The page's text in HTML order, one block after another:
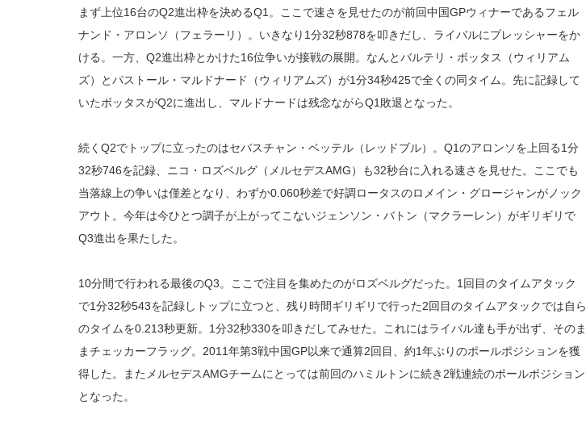
まず上位16台のQ2進出枠を決めるQ1。ここで速さを見せたのが前回中国GPウィナーであるフェル
ナンド・アロンソ（フェラーリ）。いきなり1分32秒878を叩きだし、ライバルにプレッシャーをか
ける。一方、Q2進出枠とかけた16位争いが接戦の展開。なんとバルテリ・ボッタス（ウィリアム
ズ）とパストール・マルドナード（ウィリアムズ）が1分34秒425で全くの同タイム。先に記録して
いたボッタスがQ2に進出し、マルドナードは残念ながらQ1敗退となった。
続くQ2でトップに立ったのはセバスチャン・ベッテル（レッドブル）。Q1のアロンソを上回る1分
32秒746を記録、ニコ・ロズベルグ（メルセデスAMG）も32秒台に入れる速さを見せた。ここでも
当落線上の争いは僅差となり、わずか0.060秒差で好調ロータスのロメイン・グロージャンがノック
アウト。今年は今ひとつ調子が上がってこないジェンソン・バトン（マクラーレン）がギリギリで
Q3進出を果たした。
10分間で行われる最後のQ3。ここで注目を集めたのがロズベルグだった。1回目のタイムアタック
で1分32秒543を記録しトップに立つと、残り時間ギリギリで行った2回目のタイムアタックでは自ら
のタイムを0.213秒更新。1分32秒330を叩きだしてみせた。これにはライバル達も手が出ず、そのま
まチェッカーフラッグ。2011年第3戦中国GP以来で通算2回目、約1年ぶりのポールポジションを獲
得した。またメルセデスAMGチームにとっては前回のハミルトンに続き2戦連続のポールポジション
となった。